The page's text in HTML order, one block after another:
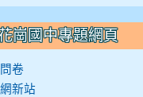
崗國中專題網頁
卷
新站